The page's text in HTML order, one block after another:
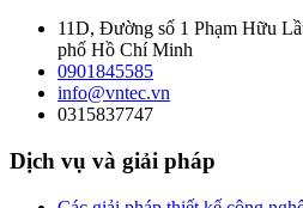
11D, Đường số 1 Phạm Hữu
phố Hồ Chí Minh
0901845585
info@vntec.vn
0315837747
Dịch vụ và giải pháp